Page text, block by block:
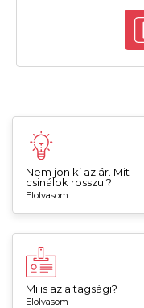
Nem jön ki az ár. Mit
csinálok rosszul?
Elolvasom
Mi is az a tagsági?
Elolvasom